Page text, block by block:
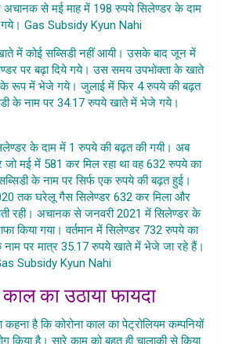
अचानक से मई माह में 198 रुपये सिलेण्डर के दाम
गये। Gas Subsidy Kyun Nahi
में कोई सब्सिडी नहीं आयी। उसके बाद जून में
पर बढ़ा दिये गये। उस समय उपभोक्ता के खाते
के रूप में भेजे गये। जुलाई में फिर 4 रुपये की बढ़त
के नाम पर 34.17 रुपये खाते में भेजे गये।
के दाम में 1 रुपये की बढ़त की गयी। अब
जो मई में 581 कर मिल रहा था वह 632 रुपये का
के नाम पर सिर्फ एक रुपये की बढ़त हुई।
तक घरेलू गैस सिलेण्डर 632 कर मिला और
रही। अचानक से जनवरी 2021 में सिलेण्डर के
किया गया। वर्तमान में सिलेण्डर 732 रुपये का
नाम पर मात्र 35.17 रुपये खाते में भेजे जा रहे हैं।
Subsidy Kyun Nahi
काल का उठाया फायदा
है कि कोरोना काल का पेट्रोलियम कम्पनियों
है। सारे काम को बहुत ही चालाकी से किया